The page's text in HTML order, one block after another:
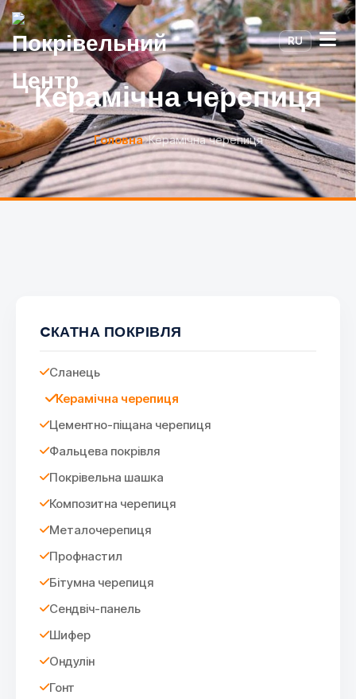
RU
Керамічна черепиця
Головна Керамічна черепиця
CКАТНА ПОКРІВЛЯ
Сланець
Керамічна черепиця
Цементно-піщана черепиця
Фальцева покрівля
Покрівельна шашка
Композитна черепиця
Металочерепиця
Профнастил
Бітумна черепиця
Сендвіч-панель
Шифер
Ондулін
Гонт